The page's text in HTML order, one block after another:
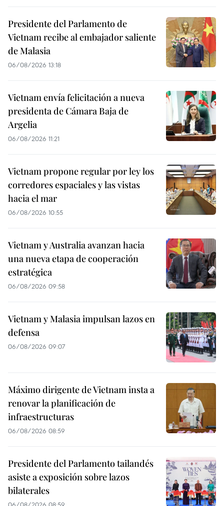
Presidente del Parlamento de
Vietnam recibe al embajador saliente
de Malasia
06/08/2026 13:18
Vietnam envía felicitación a nueva
presidenta de Cámara Baja de
Argelia
06/08/2026 11:21
Vietnam propone regular por ley los
corredores espaciales y las vistas
hacia el mar
06/08/2026 10:55
Vietnam y Australia avanzan hacia
una nueva etapa de cooperación
estratégica
06/08/2026 09:58
Vietnam y Malasia impulsan lazos en
defensa
06/08/2026 09:07
Máximo dirigente de Vietnam insta a
renovar la planificación de
infraestructuras
06/08/2026 08:59
Presidente del Parlamento tailandés
asiste a exposición sobre lazos
bilaterales